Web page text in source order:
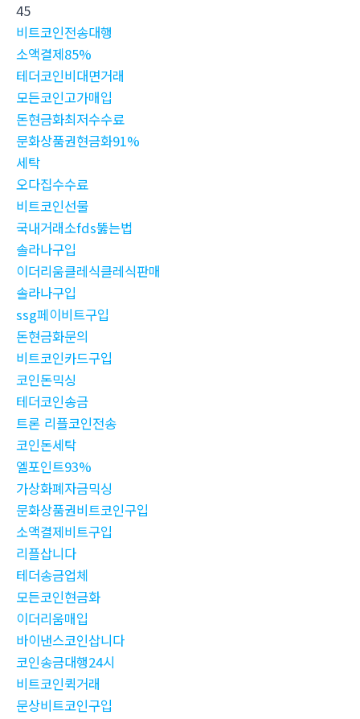
45
비트코인전송대행
소액결제85%
테더코인비대면거래
모든코인고가매입
돈현금화최저수수료
문화상품권현금화91%
세탁
오다집수수료
비트코인선물
국내거래소fds뚫는법
솔라나구입
이더리움클레식클레식판매
솔라나구입
ssg페이비트구입
돈현금화문의
비트코인카드구입
코인돈믹싱
테더코인송금
트론 리플코인전송
코인돈세탁
엘포인트93%
가상화폐자금믹싱
문화상품권비트코인구입
소액결제비트구입
리플삽니다
테더송금업체
모든코인현금화
이더리움매입
바이낸스코인삽니다
코인송금대행24시
비트코인퀵거래
문상비트코인구입